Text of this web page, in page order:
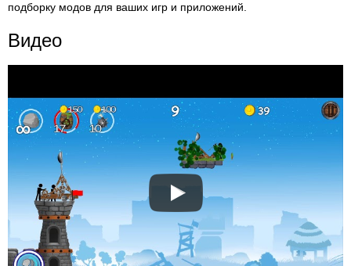
подборку модов для ваших игр и приложений.
Видео